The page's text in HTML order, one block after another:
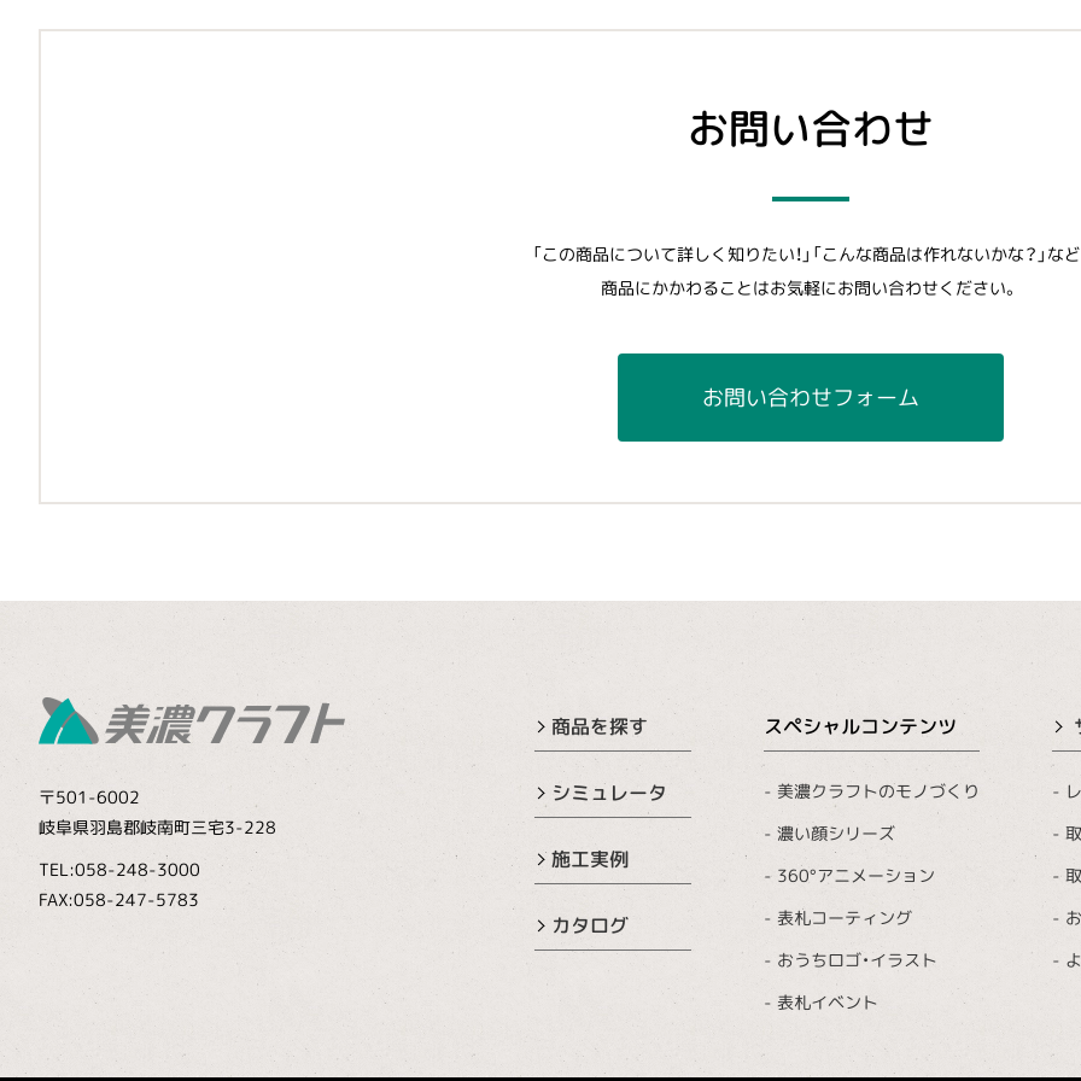
お問い合わせ
「この商品について詳しく知りたい！」「こんな商品は作れないかな？」など
商品にかかわることはお気軽にお問い合わせください。
お問い合わせフォーム
〒501-6002
岐阜県羽島郡岐南町三宅3-228
TEL:058-248-3000
FAX:058-247-5783
商品を探す
シミュレータ
施工実例
カタログ
スペシャルコンテンツ
美濃クラフトのモノづくり
濃い顔シリーズ
360°アニメーション
表札コーティング
おうちロゴ・イラスト
表札イベント